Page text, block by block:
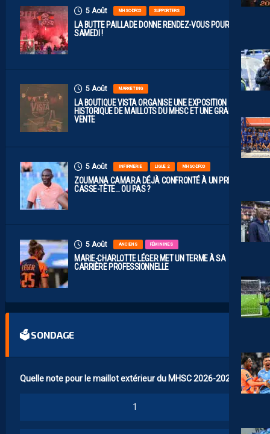
5 Août MHSC-DFCO SUPPORTERS
LA BUTTE PAILLADE DONNE RENDEZ-VOUS POUR
SAMEDI !
5 Août MARKETING
LA BOUTIQUE VISTA ORGANISE UNE EXPOSITION
HISTORIQUE DE MAILLOTS DU MHSC ET UNE GRANDE
VENTE
5 Août INFIRMERIE LIGUE 2 MHSC-DFCO
ZOUMANA CAMARA DÉJÀ CONFRONTÉ À UN PREMIER
CASSE-TÊTE… OU PAS ?
5 Août ANCIENS FÉMININES
MARIE-CHARLOTTE LÉGER MET UN TERME À SA
CARRIÈRE PROFESSIONNELLE
🗳 SONDAGE
Quelle note pour le maillot extérieur du MHSC 2026-2027 ?
1